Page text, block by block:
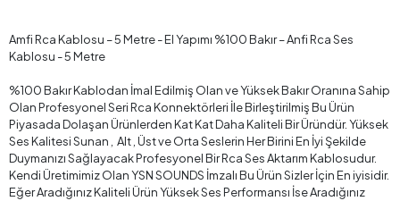
Amfi Rca Kablosu – 5 Metre - El Yapımı %100 Bakır – Anfi Rca Ses
Kablosu - 5 Metre
%100 Bakır Kablodan İmal Edilmiş Olan ve Yüksek Bakır Oranına Sahip
Olan Profesyonel Seri Rca Konnektörleri İle Birleştirilmiş Bu Ürün
Piyasada Dolaşan Ürünlerden Kat Kat Daha Kaliteli Bir Üründür. Yüksek
Ses Kalitesi Sunan , Alt , Üst ve Orta Seslerin Her Birini En İyi Şekilde
Duymanızı Sağlayacak Profesyonel Bir Rca Ses Aktarım Kablosudur.
Kendi Üretimimiz Olan YSN SOUNDS İmzalı Bu Ürün Sizler İçin En iyisidir.
Eğer Aradığınız Kaliteli Ürün Yüksek Ses Performansı İse Aradığınız